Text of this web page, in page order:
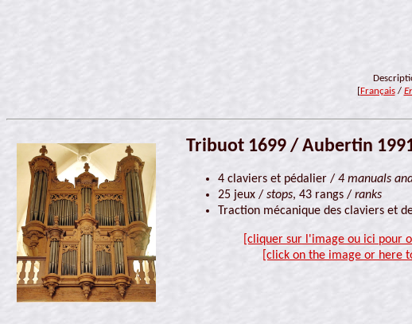
Français/
Tribuot 1699 / Aubertin
4 claviers et pédalier / 4 manuals
25 jeux / stops, 43 rangs / ranks
Traction mécanique des claviers et
[cliquer sur l'image ou ici pour
[click on the image or here